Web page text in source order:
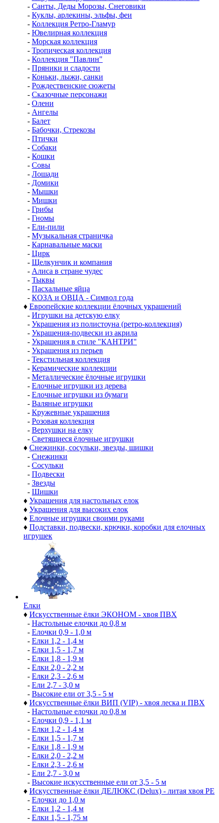
- Санты, Деды Морозы, Снеговики
- Куклы, арлекины, эльфы, феи
- Коллекция Ретро-Гламур
- Ювелирная коллекция
- Морская коллекция
- Тропическая коллекция
- Коллекция "Павлин"
- Пряники и сладости
- Коньки, лыжи, санки
- Рождественские сюжеты
- Сказочные персонажи
- Олени
- Ангелы
- Балет
- Бабочки, Стрекозы
- Птички
- Собаки
- Кошки
- Совы
- Лошади
- Домики
- Мышки
- Мишки
- Грибы
- Гномы
- Ели-пили
- Музыкальная страничка
- Карнавальные маски
- Цирк
- Щелкунчик и компания
- Алиса в стране чудес
- Тыквы
- Пасхальные яйца
- КОЗА и ОВЦА - Символ года
♦ Европейские коллекции ёлочных украшений
- Игрушки на детскую елку
- Украшения из полистоуна (ретро-коллекция)
- Украшения-подвески из акрила
- Украшения в стиле "КАНТРИ"
- Украшения из перьев
- Текстильная коллекция
- Керамические коллекции
- Металлические ёлочные игрушки
- Елочные игрушки из дерева
- Елочные игрушки из бумаги
- Валяные игрушки
- Кружевные украшения
- Розовая коллекция
- Верхушки на елку
- Светящиеся ёлочные игрушки
♦ Снежинки, сосульки, звезды, шишки
- Снежинки
- Сосульки
- Подвески
- Звезды
- Шишки
♦ Украшения для настольных елок
♦ Украшения для высоких елок
♦ Елочные игрушки своими руками
♦ Подставки, подвески, крючки, коробки для елочных
игрушек
Елки
♦ Искусственные ёлки ЭКОНОМ - хвоя ПВХ
- Настольные елочки до 0,8 м
- Елочки 0,9 - 1,0 м
- Елки 1,2 - 1,4 м
- Елки 1,5 - 1,7 м
- Елки 1,8 - 1,9 м
- Елки 2,0 - 2,2 м
- Елки 2,3 - 2,6 м
- Ели 2,7 - 3,0 м
- Высокие ели от 3,5 - 5 м
♦ Искусственные ёлки ВИП (VIP) - хвоя леска и ПВХ
- Настольные елочки до 0,8 м
- Елочки 0,9 - 1,1 м
- Елки 1,2 - 1,4 м
- Елки 1,5 - 1,7 м
- Елки 1,8 - 1,9 м
- Елки 2,0 - 2,2 м
- Елки 2,3 - 2,6 м
- Ели 2,7 - 3,0 м
- Высокие искусственные ели от 3,5 - 5 м
♦ Искусственные ёлки ДЕЛЮКС (Delux) - литая хвоя РЕ
- Елочки до 1,0 м
- Елки 1,2 - 1,4 м
- Елки 1,5 - 1,75 м